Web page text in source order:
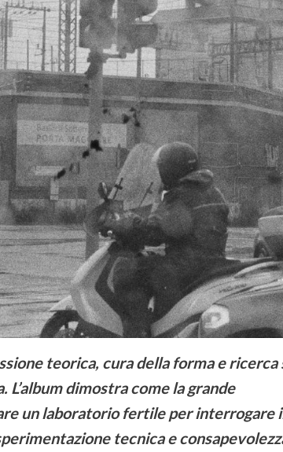
teorica, cura della forma e ricerca
dimostra come la grande
un laboratorio fertile per interrogare
tecnica e